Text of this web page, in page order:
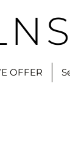
OFFER